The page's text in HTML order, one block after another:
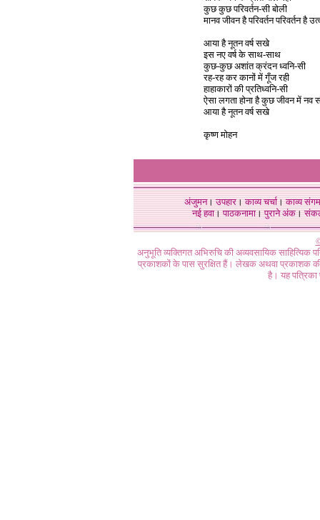
कुछ कुछ परिवर्तन-सी बोली
मानव जीवन है परिवर्तन परिवर्तन है
आया है नूतन वर्ष सखे
इस नए वर्ष के साथ-साथ
कुछ-कुछ अशांत क्रंदन ध्वनि-सी
रह-रह कर कानों में गूँज रही
हाहाकारों की प्रतिध्वनि-सी
ऐसा लगता होना है कुछ जीवन में नव
आया है नूतन वर्ष सखे
कृष्ण मोहन
अंजुमन।उपहार।काव्य चर्चा।काव्य संगम
नई हवा। पाठकनामा। पुराने अंक।
अनुभूति व्यक्तिगत अभिरुचि की अव्यवसायिक
प्रकाशकों के पास सुरक्षित हैं। लेखक अथवा प्रकाशक की
है। यह पत्रिका